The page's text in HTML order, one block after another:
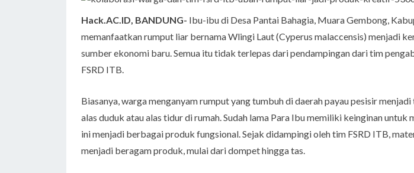
Hack.AC.ID, BANDUNG- Ibu-ibu di Desa Pantai Bahagia, Muara Gembong,
memanfaatkan rumput liar bernama Wlingi Laut (Cyperus malaccensis) menjadi
sumber ekonomi baru. Semua itu tidak terlepas dari pendampingan dari tim
FSRD ITB.
Biasanya, warga menganyam rumput yang tumbuh di daerah payau pesisir
alas duduk atau alas tidur di rumah. Sudah lama Para Ibu memiliki keinginan untuk
ini menjadi berbagai produk fungsional. Sejak didampingi oleh tim FSRD ITB,
menjadi beragam produk, mulai dari dompet hingga tas.